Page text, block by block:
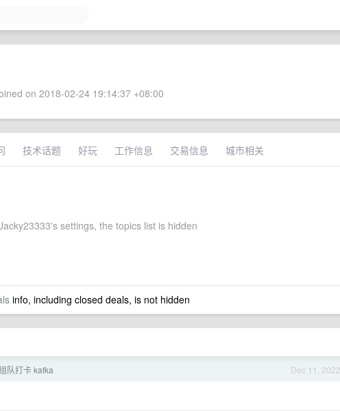
on 2018-02-24 19:14:37 +08:00
技术话题 好玩 工作信息 交易信息 城市相关
settings, the topics list is hidden
info, including closed deals, is not hidden
Dec 11, 2022
队打卡 kafka